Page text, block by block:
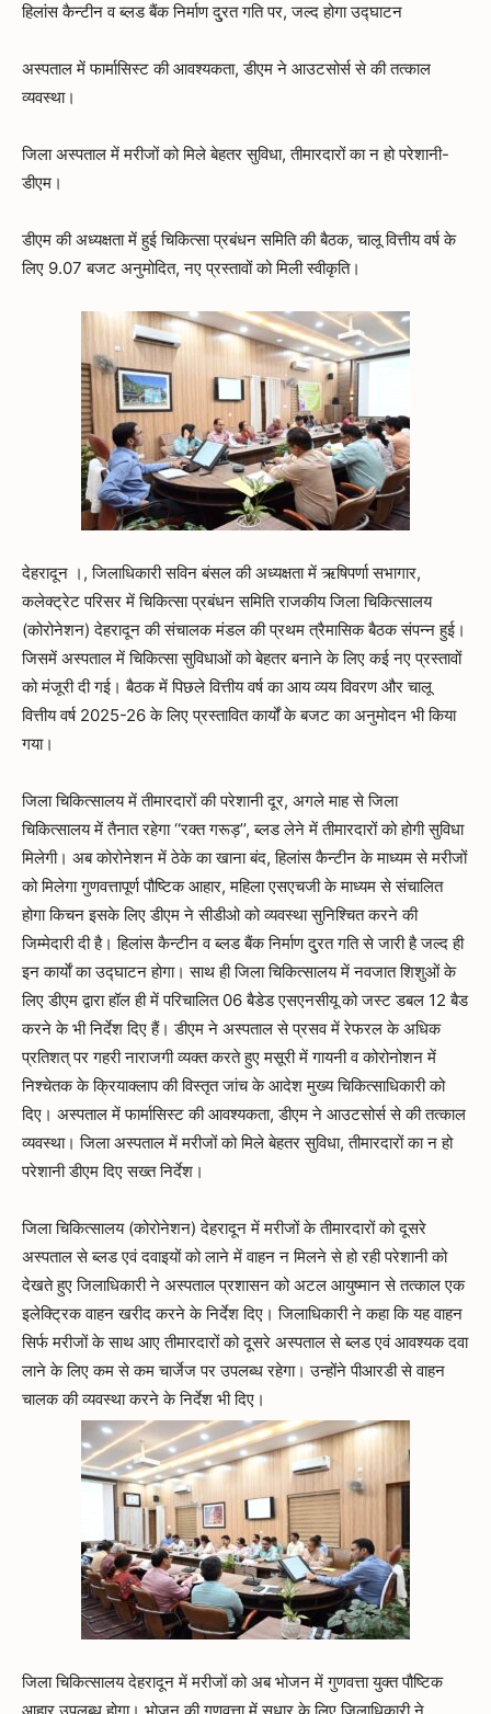
हिलांस कैन्टीन व ब्लड बैंक निर्माण दु्रत गति पर, जल्द होगा उद्घाटन
अस्पताल में फार्मासिस्ट की आवश्यकता, डीएम ने आउटसोर्स से की तत्काल
व्यवस्था।
जिला अस्पताल में मरीजों को मिले बेहतर सुविधा, तीमारदारों का न हो परेशानी-
डीएम।
डीएम की अध्यक्षता में हुई चिकित्सा प्रबंधन समिति की बैठक, चालू वित्तीय वर्ष के
लिए 9.07 बजट अनुमोदित, नए प्रस्तावों को मिली स्वीकृति।
देहरादून ।, जिलाधिकारी सविन बंसल की अध्यक्षता में ऋषिपर्णा सभागार,
कलेक्ट्रेट परिसर में चिकित्सा प्रबंधन समिति राजकीय जिला चिकित्सालय
(कोरोनेशन) देहरादून की संचालक मंडल की प्रथम त्रैमासिक बैठक संपन्न हुई।
जिसमें अस्पताल में चिकित्सा सुविधाओं को बेहतर बनाने के लिए कई नए प्रस्तावों
को मंजूरी दी गई। बैठक में पिछले वित्तीय वर्ष का आय व्यय विवरण और चालू
वित्तीय वर्ष 2025-26 के लिए प्रस्तावित कार्यों के बजट का अनुमोदन भी किया
गया।
जिला चिकित्सालय में तीमारदारों की परेशानी दूर, अगले माह से जिला
चिकित्सालय में तैनात रहेगा ‘‘रक्त गरूड़’’, ब्लड लेने में तीमारदारों को होगी सुविधा
मिलेगी। अब कोरोनेशन में ठेके का खाना बंद, हिलांस कैन्टीन के माध्यम से मरीजों
को मिलेगा गुणवत्तापूर्ण पौष्टिक आहार, महिला एसएचजी के माध्यम से संचालित
होगा किचन इसके लिए डीएम ने सीडीओ को व्यवस्था सुनिश्चित करने की
जिम्मेदारी दी है। हिलांस कैन्टीन व ब्लड बैंक निर्माण दु्रत गति से जारी है जल्द ही
इन कार्याें का उद्घाटन होगा। साथ ही जिला चिकित्सालय में नवजात शिशुओं के
लिए डीएम द्वारा हॉल ही में परिचालित 06 बैडेड एसएनसीयू को जस्ट डबल 12 बैड
करने के भी निर्देश दिए हैं। डीएम ने अस्पताल से प्रसव में रेफरल के अधिक
प्रतिशत् पर गहरी नाराजगी व्यक्त करते हुए मसूरी में गायनी व कोरोनोशन में
निश्चेतक के क्रियाक्लाप की विस्तृत जांच के आदेश मुख्य चिकित्साधिकारी को
दिए। अस्पताल में फार्मासिस्ट की आवश्यकता, डीएम ने आउटसोर्स से की तत्काल
व्यवस्था। जिला अस्पताल में मरीजों को मिले बेहतर सुविधा, तीमारदारों का न हो
परेशानी डीएम दिए सख्त निर्देश।
जिला चिकित्सालय (कोरोनेशन) देहरादून में मरीजों के तीमारदारों को दूसरे
अस्पताल से ब्लड एवं दवाइयों को लाने में वाहन न मिलने से हो रही परेशानी को
देखते हुए जिलाधिकारी ने अस्पताल प्रशासन को अटल आयुष्मान से तत्काल एक
इलेक्ट्रिक वाहन खरीद करने के निर्देश दिए। जिलाधिकारी ने कहा कि यह वाहन
सिर्फ मरीजों के साथ आए तीमारदारों को दूसरे अस्पताल से ब्लड एवं आवश्यक दवा
लाने के लिए कम से कम चार्जेज पर उपलब्ध रहेगा। उन्होंने पीआरडी से वाहन
चालक की व्यवस्था करने के निर्देश भी दिए।
जिला चिकित्सालय देहरादून में मरीजों को अब भोजन में गुणवत्ता युक्त पौष्टिक